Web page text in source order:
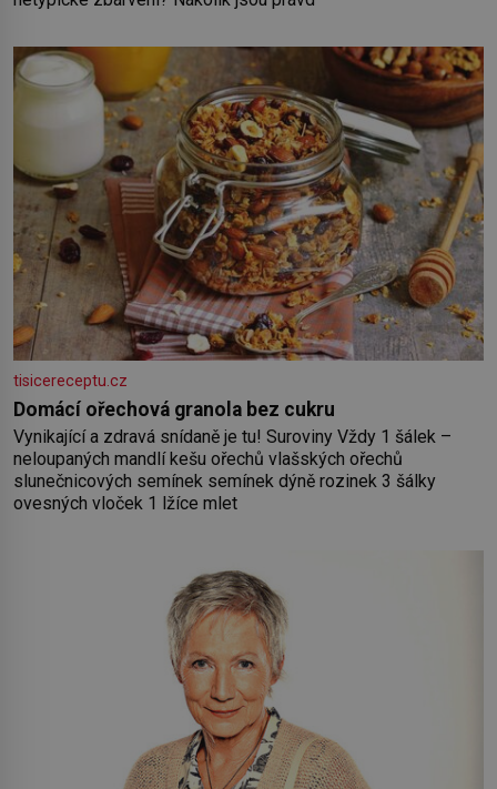
tisicereceptu.cz
Domácí ořechová granola bez cukru
Vynikající a zdravá snídaně je tu! Suroviny Vždy 1 šálek –
neloupaných mandlí kešu ořechů vlašských ořechů
slunečnicových semínek semínek dýně rozinek 3 šálky
ovesných vloček 1 lžíce mlet